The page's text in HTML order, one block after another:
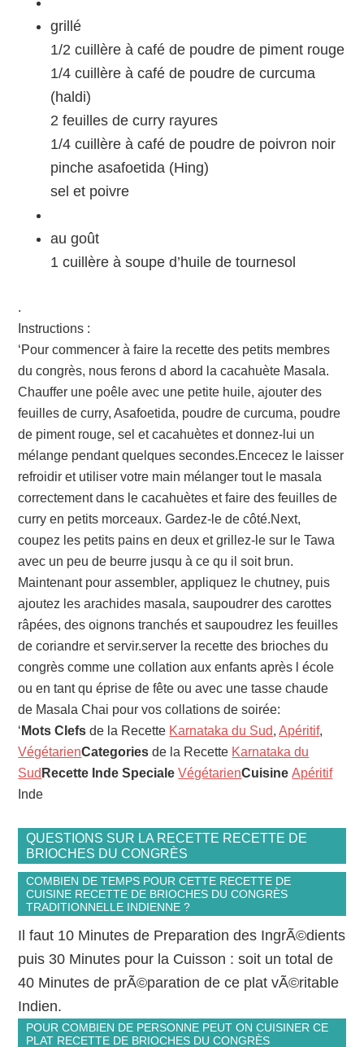
grillé
1/2 cuillère à café de poudre de piment rouge
1/4 cuillère à café de poudre de curcuma
(haldi)
2 feuilles de curry rayures
1/4 cuillère à café de poudre de poivron noir
pinche asafoetida (Hing)
sel et poivre
au goût
1 cuillère à soupe d’huile de tournesol
.
Instructions :
‘Pour commencer à faire la recette des petits membres
du congrès, nous ferons d abord la cacahuète Masala.
Chauffer une poêle avec une petite huile, ajouter des
feuilles de curry, Asafoetida, poudre de curcuma, poudre
de piment rouge, sel et cacahuètes et donnez-lui un
mélange pendant quelques secondes.Encecez le laisser
refroidir et utiliser votre main mélanger tout le masala
correctement dans le cacahuètes et faire des feuilles de
curry en petits morceaux. Gardez-le de côté.Next,
coupez les petits pains en deux et grillez-le sur le Tawa
avec un peu de beurre jusqu à ce qu il soit brun.
Maintenant pour assembler, appliquez le chutney, puis
ajoutez les arachides masala, saupoudrer des carottes
râpées, des oignons tranchés et saupoudrez les feuilles
de coriandre et servir.server la recette des brioches du
congrès comme une collation aux enfants après l école
ou en tant qu éprise de fête ou avec une tasse chaude
de Masala Chai pour vos collations de soirée:
‘ Mots Clefs de la Recette Karnataka du Sud,Apéritif,
VégétarienCategories de la Recette Karnataka du
Sud Recette Inde SpecialeVégétarienCuisineApéritif
Inde
QUESTIONS SUR LA RECETTE RECETTE DE
BRIOCHES DU CONGRÈS
COMBIEN DE TEMPS POUR CETTE RECETTE DE
CUISINE RECETTE DE BRIOCHES DU CONGRÈS
TRADITIONNELLE INDIENNE ?
Il faut 10 Minutes de Preparation des IngrÃ©dients
puis 30 Minutes pour la Cuisson : soit un total de
40 Minutes de prÃ©paration de ce plat vÃ©ritable
Indien.
POUR COMBIEN DE PERSONNE PEUT ON CUISINER CE
PLAT RECETTE DE BRIOCHES DU CONGRÈS